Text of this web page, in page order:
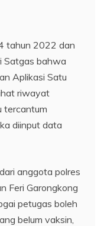
tahun 2022 dan
Satgas bahwa
Aplikasi Satu
riwayat
tercantum
diinput data
anggota polres
Feri Garongkong
petugas boleh
belum vaksin,